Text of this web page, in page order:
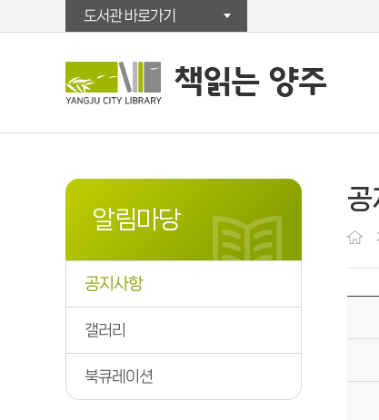
도서관 바로가기
알림마당
공지사항
갤러리
북큐레이션
공